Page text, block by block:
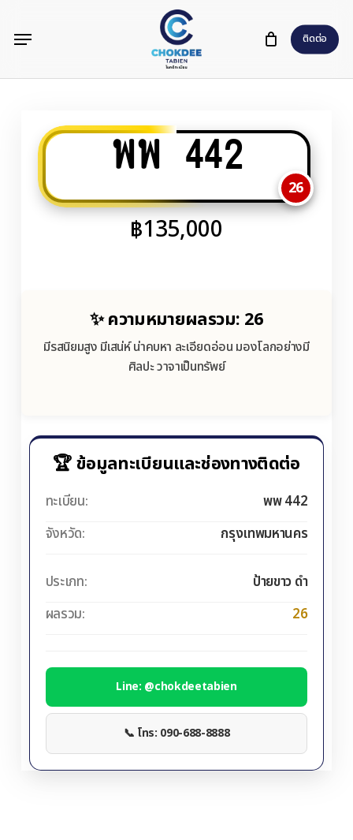
content
ติดต่อ
Menu
พพ 442
26
฿135,000
✨ ความหมายผลรวม: 26
มีรสนิยมสูง มีเสน่ห์ น่าคบหา ละเอียดอ่อน มองโลกอย่างมี
ศิลปะ วาจาเป็นทรัพย์
🏆 ข้อมูลทะเบียนและช่องทางติดต่อ
ทะเบียน:
พพ 442
จังหวัด:
กรุงเทพมหานคร
ประเภท:
ป้ายขาว ดำ
ผลรวม:
26
Line: @chokdeetabien
📞 โทร: 090-688-8888